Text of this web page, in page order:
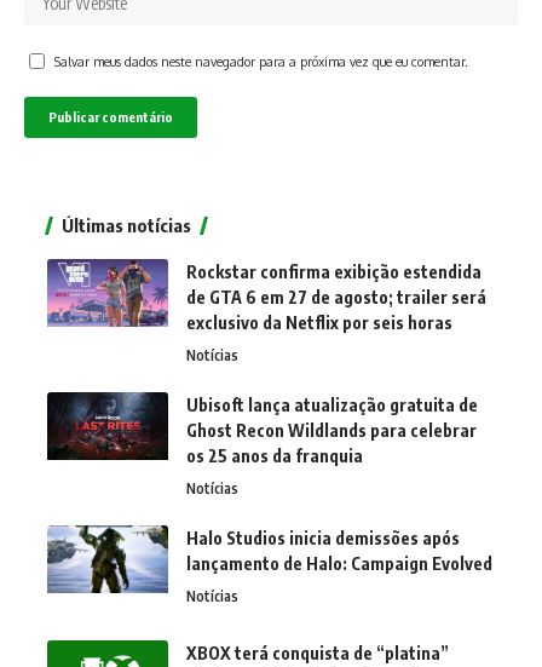
Salvar meus dados neste navegador para a próxima vez que eu comentar.
Últimas notícias
Rockstar confirma exibição estendida
de GTA 6 em 27 de agosto; trailer será
exclusivo da Netflix por seis horas
Notícias
Ubisoft lança atualização gratuita de
Ghost Recon Wildlands para celebrar
os 25 anos da franquia
Notícias
Halo Studios inicia demissões após
lançamento de Halo: Campaign Evolved
Notícias
XBOX terá conquista de “platina”